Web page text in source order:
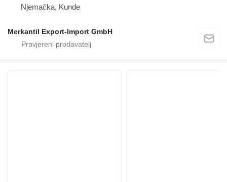
Njemačka, Kunde
Merkantil Export-Import GmbH